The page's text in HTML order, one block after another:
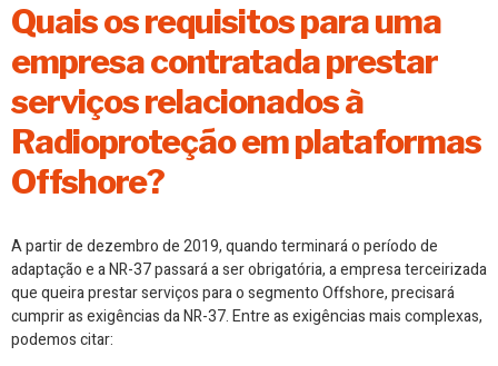
Quais os requisitos para uma
empresa contratada prestar
serviços relacionados à
Radioproteção em plataformas
Offshore?
A partir de dezembro de 2019, quando terminará o período de
adaptação e a NR-37 passará a ser obrigatória, a empresa terceirizada
que queira prestar serviços para o segmento Offshore, precisará
cumprir as exigências da NR-37. Entre as exigências mais complexas,
podemos citar: